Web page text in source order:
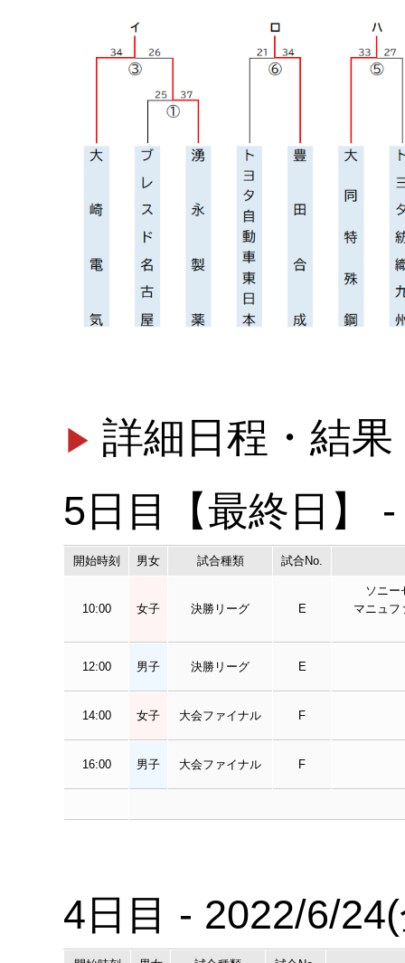
詳細日程・結果
5日目【最終日】
開始時刻 男女 試合種類 試合No.
10:00 女子 決勝リーグ E
ソニー
マニュフ
12:00 男子 決勝リーグ E
14:00 女子 大会ファイナル F
16:00 男子 大会ファイナル F
4日目 - 2022/6/